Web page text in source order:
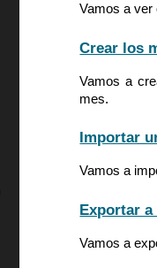
Vamos a ver
Crear los
Vamos a
mes.
Importar
Vamos a
Exportar
Vamos a